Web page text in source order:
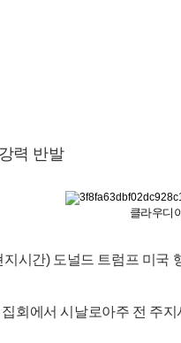
력 반발
클라우디
시간) 도널드 트럼프 미국
회에서 시날로아주 전 주